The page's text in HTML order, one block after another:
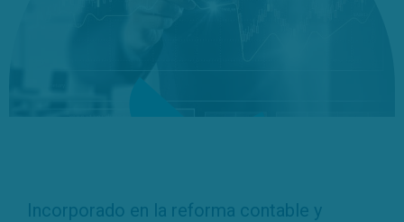
Incorporado en la reforma contable y